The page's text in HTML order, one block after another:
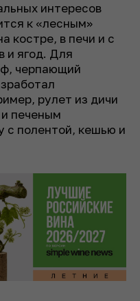
интересов
к «лесным»
костре, в печи и с
и ягод. Для
черпающий
рулет из дичи
печеным
с полентой, кешью и